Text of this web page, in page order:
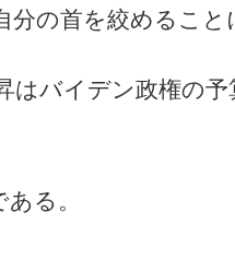
の首を絞めること
はバイデン政権の
る。